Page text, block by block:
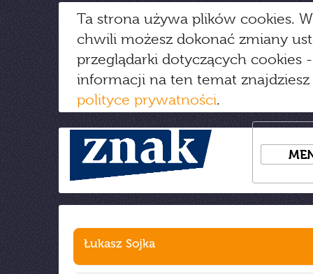
Ta strona używa plików cookies.
chwili możesz dokonać zmiany
przeglądarki dotyczących cookies
informacji na ten temat
polityce prywatności.
Łukasz Sojka